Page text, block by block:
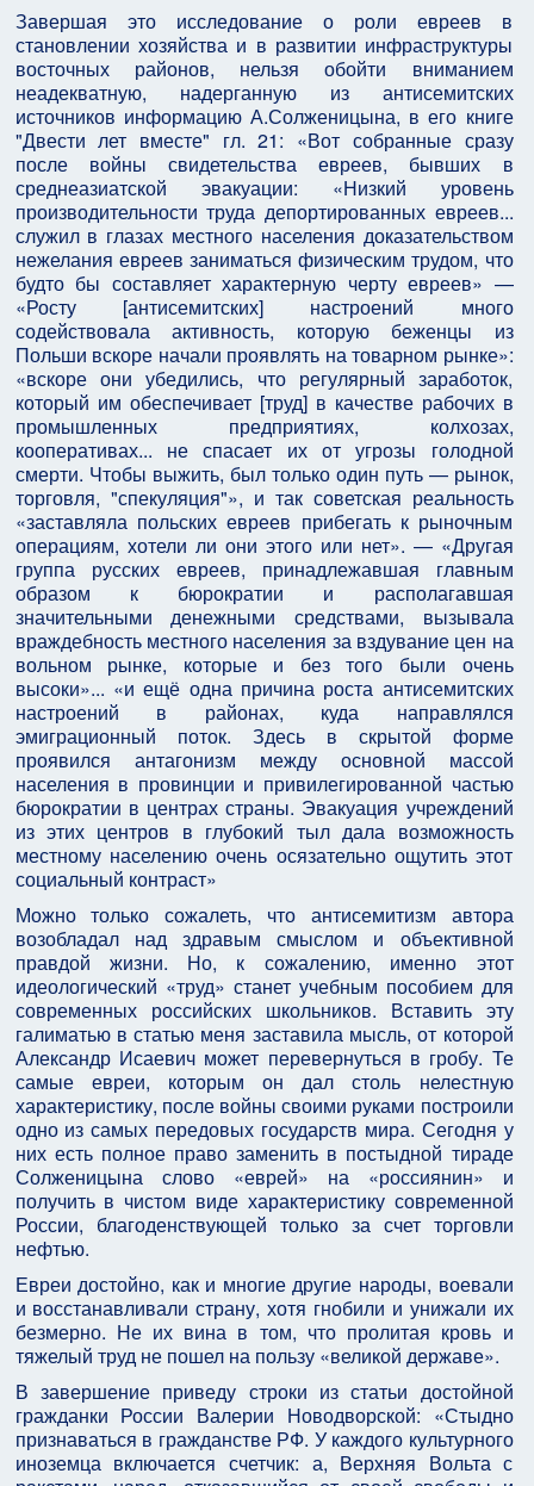
Завершая это исследование о роли евреев в
становлении хозяйства и в развитии инфраструктуры
восточных районов, нельзя обойти вниманием
неадекватную, надерганную из антисемитских
источников информацию А.Солженицына, в его книге
"Двести лет вместе" гл. 21: «Вот собранные сразу
после войны свидетельства евреев, бывших в
среднеазиатской эвакуации: «Низкий уровень
производительности труда депортированных евреев...
служил в глазах местного населения доказательством
нежелания евреев заниматься физическим трудом, что
будто бы составляет характерную черту евреев» —
«Росту [антисемитских] настроений много
содействовала активность, которую беженцы из
Польши вскоре начали проявлять на товарном рынке»:
«вскоре они убедились, что регулярный заработок,
который им обеспечивает [труд] в качестве рабочих в
промышленных предприятиях, колхозах,
кооперативах... не спасает их от угрозы голодной
смерти. Чтобы выжить, был только один путь — рынок,
торговля, "спекуляция"», и так советская реальность
«заставляла польских евреев прибегать к рыночным
операциям, хотели ли они этого или нет». — «Другая
группа русских евреев, принадлежавшая главным
образом к бюрократии и располагавшая
значительными денежными средствами, вызывала
враждебность местного населения за вздувание цен на
вольном рынке, которые и без того были очень
высоки»... «и ещё одна причина роста антисемитских
настроений в районах, куда направлялся
эмиграционный поток. Здесь в скрытой форме
проявился антагонизм между основной массой
населения в провинции и привилегированной частью
бюрократии в центрах страны. Эвакуация учреждений
из этих центров в глубокий тыл дала возможность
местному населению очень осязательно ощутить этот
социальный контраст»
Можно только сожалеть, что антисемитизм автора
возобладал над здравым смыслом и объективной
правдой жизни. Но, к сожалению, именно этот
идеологический «труд» станет учебным пособием для
современных российских школьников. Вставить эту
галиматью в статью меня заставила мысль, от которой
Александр Исаевич может перевернуться в гробу. Те
самые евреи, которым он дал столь нелестную
характеристику, после войны своими руками построили
одно из самых передовых государств мира. Сегодня у
них есть полное право заменить в постыдной тираде
Солженицына слово «еврей» на «россиянин» и
получить в чистом виде характеристику современной
России, благоденствующей только за счет торговли
нефтью.
Евреи достойно, как и многие другие народы, воевали
и восстанавливали страну, хотя гнобили и унижали их
безмерно. Не их вина в том, что пролитая кровь и
тяжелый труд не пошел на пользу «великой державе».
В завершение приведу строки из статьи достойной
гражданки России Валерии Новодворской: «Стыдно
признаваться в гражданстве РФ. У каждого культурного
иноземца включается счетчик: а, Верхняя Вольта с